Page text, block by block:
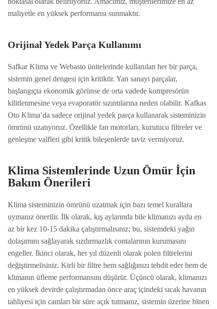
maliyetle en yüksek performansı sunmaktır.
Orijinal Yedek Parça Kullanımı
Safkar Klima ve Webasto ünitelerinde kullanılan her bir parça,
sistemin genel dengesi için kritiktir. Yan sanayi parçalar,
başlangıçta ekonomik görünse de orta vadede kompresörün
kilitlenmesine veya evaporatör sızıntılarına neden olabilir. Kafkas
Oto Klima’da sadece orijinal yedek parça kullanarak sisteminizin
ömrünü uzatıyoruz. Özellikle fan motorları, kurutucu filtreler ve
genleşme valfleri gibi kritik bileşenlerde taviz vermiyoruz.
Klima Sistemlerinde Uzun Ömür İçin
Bakım Önerileri
Klima sisteminizin ömrünü uzatmak için bazı temel kurallara
uymanız önerilir. İlk olarak, kış aylarında bile klimanızı ayda en
az bir kez 10-15 dakika çalıştırmalısınız; bu, sistemdeki yağın
dolaşımını sağlayarak sızdırmazlık contalarının kurumasını
engeller. İkinci olarak, her yıl düzenli olarak polen filtrelerini
değiştirmelisiniz. Kirli bir filtre hem sağlığınızı tehdit eder hem de
klimanın üfleme performansını düşürür. Üçüncü olarak, klimanızı
en yüksek devirde çalıştırmadan önce araç içindeki sıcak havanın
tahliyesi için camları bir süre açık tutmanız, sistemin üzerine binen